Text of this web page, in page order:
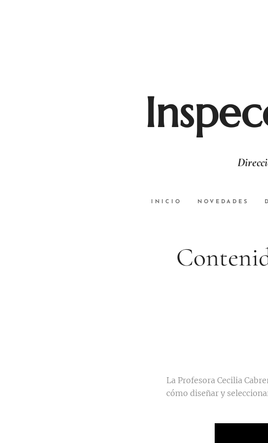
INICIO NOVEDADES
La Profesora Cecilia
cómo diseñar y